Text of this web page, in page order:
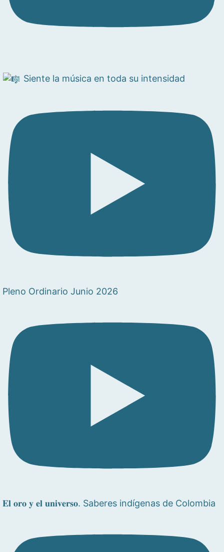
Siente la música en toda su intensidad
Pleno Ordinario Junio 2026
𝐄𝐥 𝐨𝐫𝐨 𝐲 𝐞𝐥 𝐮𝐧𝐢𝐯𝐞𝐫𝐬𝐨. Saberes indígenas de Colombia